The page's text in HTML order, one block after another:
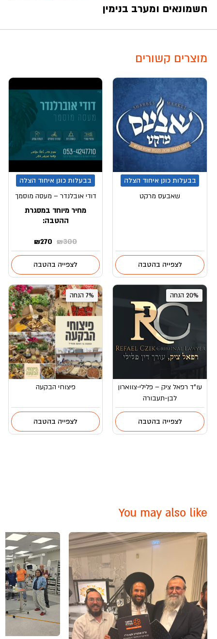
חשמונאים ומערב בנימין
מוצרים קשורים
בבעלות כונן איחוד הצלה
שאבעס מרקט
לצפייה בהטבה
בבעלות כונן איחוד הצלה
דודי אובלנדר – מעסה מוסמך
מחיר מיוחד במסגרת
ההטבה:
₪300
המחיר
המקורי
היה:
₪270
הנוכחי
הוא:
₪270.
לצפייה בהטבה
20% הנחה
עו”ד רפאל ציק – פלילי-צווארון
לבן-תעבורה
לצפייה בהטבה
7% הנחה
פיצוחי הבקעה
לצפייה בהטבה
You may also like